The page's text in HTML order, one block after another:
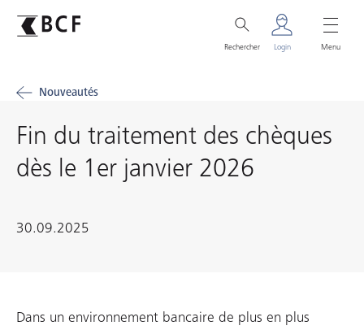
Rechercher Login Menu
Nouveautés
Fin du traitement des chèques
dès le 1er janvier 2026
30.09.2025
Dans un environnement bancaire de plus en plus